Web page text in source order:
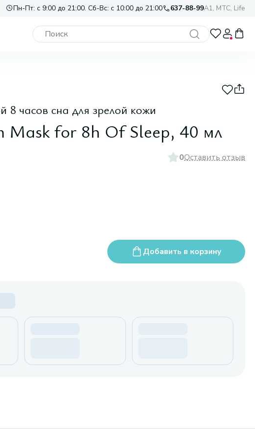
Пн-Пт: с 9:00 до 21:00. Сб-Вс: с 10:00 до 21:00 637-88-99A1, МТС, Life
8 часов сна для зрелой кожи
Mask for 8h Of Sleep, 40 мл
0Оставить отзыв
Добавить в корзину